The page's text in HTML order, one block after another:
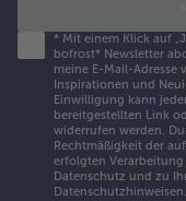
* Mit einem Klick auf
bofrost* Newsletter
meine E-Mail-Adresse
Inspirationen und
Einwilligung kann
bereitgestellten Link
widerrufen werden.
Rechtmäßigkeit der
erfolgten
Datenschutz und zu
Datenschutzhinweisen.